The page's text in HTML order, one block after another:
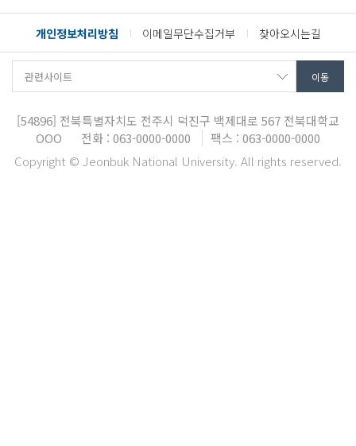
개인정보처리방침 이메일무단수집거부 찾아오시는길
[54896] 전북특별자치도 전주시 덕진구 백제대로 567 전북대학교
OOO
전화 : 063-0000-0000
팩스 : 063-0000-0000
Copyright © Jeonbuk National University. All rights reserved.